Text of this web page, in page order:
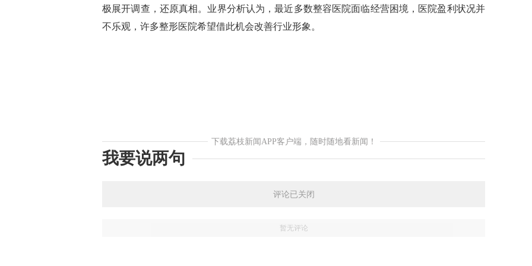
极展开调查，还原真相。业界分析认为，最近多数整容医院面临经营困境，医院盈利状况并
不乐观，许多整形医院希望借此机会改善行业形象。
下载荔枝新闻APP客户端，随时随地看新闻！
我要说两句
评论已关闭
暂无评论